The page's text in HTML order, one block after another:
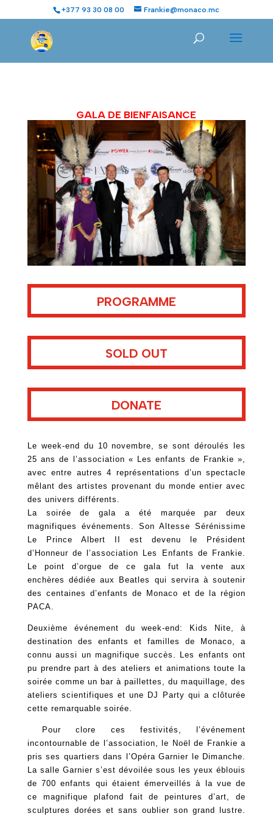
+377 93 30 08 00 Frankie@monaco.mc
GALA DE BIENFAISANCE
PROGRAMME
SOLD OUT
DONATE
Le week-end du 10 novembre, se sont déroulés les
25 ans de l’association « Les enfants de Frankie »,
avec entre autres 4 représentations d’un spectacle
mêlant des artistes provenant du monde entier avec
des univers différents.
La soirée de gala a été marquée par deux
magnifiques événements. Son Altesse Sérénissime
Le Prince Albert II est devenu le Président
d’Honneur de l’association Les Enfants de Frankie.
Le point d’orgue de ce gala fut la vente aux
enchères dédiée aux Beatles qui servira à soutenir
des centaines d’enfants de Monaco et de la région
PACA.
Deuxième événement du week-end: Kids Nite, à
destination des enfants et familles de Monaco, a
connu aussi un magnifique succès. Les enfants ont
pu prendre part à des ateliers et animations toute la
soirée comme un bar à paillettes, du maquillage, des
ateliers scientifiques et une DJ Party qui a clôturée
cette remarquable soirée.
Pour clore ces festivités, l’événement
incontournable de l’association, le Noël de Frankie a
pris ses quartiers dans l’Opéra Garnier le Dimanche.
La salle Garnier s’est dévoilée sous les yeux éblouis
de 700 enfants qui étaient émerveillés à la vue de
ce magnifique plafond fait de peintures d’art, de
sculptures dorées et sans oublier son grand lustre.